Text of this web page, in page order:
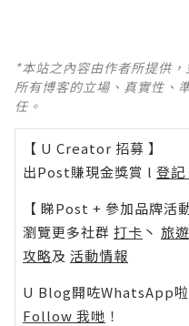
*本站之內容由作者所提供
所有博客的立場、真實性、
任。
【 U Creator 招募 】
出Post賺現金獎賞 l 登記
【 睇Post + 參加品牌活動
瀏覽更多社群 打卡 丶 旅遊
攻略及 活動情報
U Blog開咗WhatsApp啦
Follow 我哋 ！